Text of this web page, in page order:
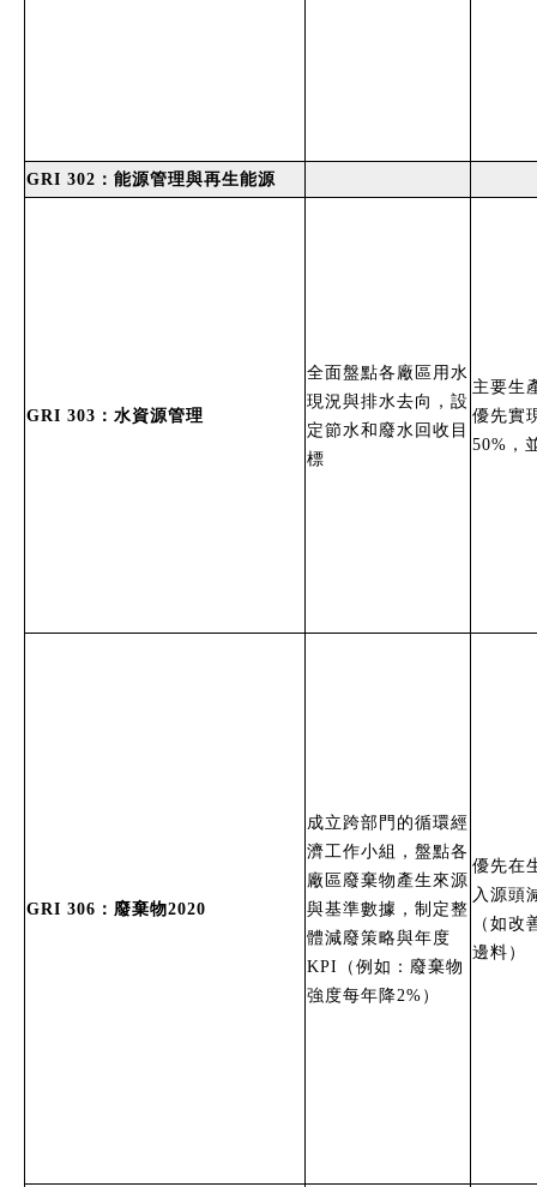
GRI 302：能源管理與再生能源
GRI 303：水資源管理
全面盤點各廠區用水
現況與排水去向，設
定節水和廢水回收目
標
主要生
優先實
50%，
GRI 306：廢棄物2020
成立跨部門的循環經
濟工作小組，盤點各
廠區廢棄物產生來源
與基準數據，制定整
體減廢策略與年度
KPI（例如：廢棄物
強度每年降2%）
優先在
入源頭
（如改
邊料）